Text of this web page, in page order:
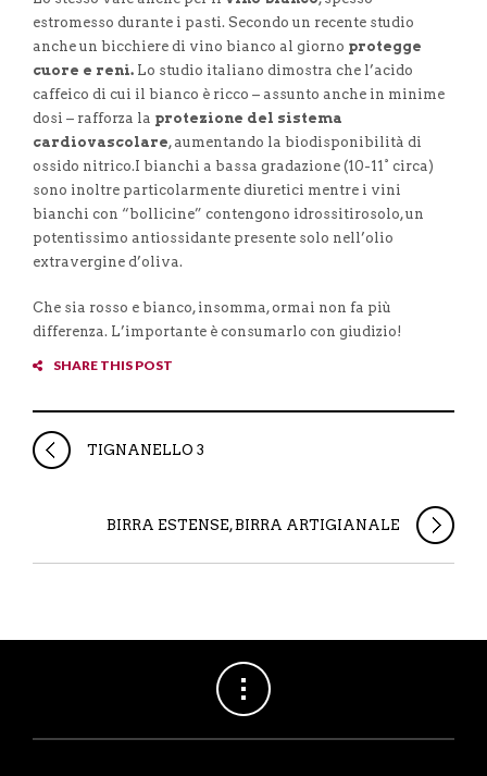
estromesso durante i pasti. Secondo un recente studio
anche un bicchiere di vino bianco al giorno protegge
cuore e reni. Lo studio italiano dimostra che l’acido
caffeico di cui il bianco è ricco – assunto anche in minime
dosi – rafforza la protezione del sistema
cardiovascolare, aumentando la biodisponibilità di
ossido nitrico.I bianchi a bassa gradazione (10-11° circa)
sono inoltre particolarmente diuretici mentre i vini
bianchi con “bollicine” contengono idrossitirosolo, un
potentissimo antiossidante presente solo nell’olio
extravergine d’oliva.
Che sia rosso e bianco, insomma, ormai non fa più
differenza. L’importante è consumarlo con giudizio!
SHARE THIS POST
TIGNANELLO 3
BIRRA ESTENSE, BIRRA ARTIGIANALE